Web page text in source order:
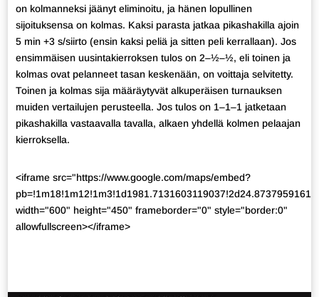
on kolmanneksi jäänyt eliminoitu, ja hänen lopullinen
sijoituksensa on kolmas. Kaksi parasta jatkaa pikashakilla ajoin
5 min +3 s/siirto (ensin kaksi peliä ja sitten peli kerrallaan). Jos
ensimmäisen uusintakierroksen tulos on 2–½–½, eli toinen ja
kolmas ovat pelanneet tasan keskenään, on voittaja selvitetty.
Toinen ja kolmas sija määräytyvät alkuperäisen turnauksen
muiden vertailujen perusteella. Jos tulos on 1–1–1 jatketaan
pikashakilla vastaavalla tavalla, alkaen yhdellä kolmen pelaajan
kierroksella.
<iframe src="https://www.google.com/maps/embed?
width="600" height="450" frameborder="0" style="border:0"
allowfullscreen></iframe>